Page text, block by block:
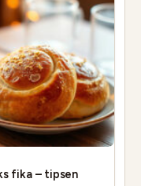
fika – tipsen